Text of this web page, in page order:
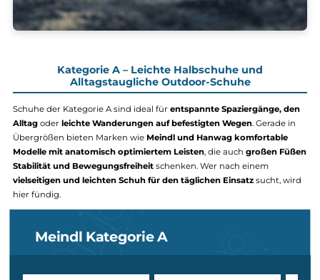
Kategorie A – Leichte Halbschuhe und
Alltagstaugliche Outdoor-Schuhe
Schuhe der Kategorie A sind ideal fürentspannte Spaziergänge,
Alltagoder
Übergrößen bieten Marken wieMeindl und Hanwag komfortable
Stabilität und Bewegungsfreiheit
vielseitigen und leichten Schuh für den täglichen Einsatzsucht,
hier fündig.